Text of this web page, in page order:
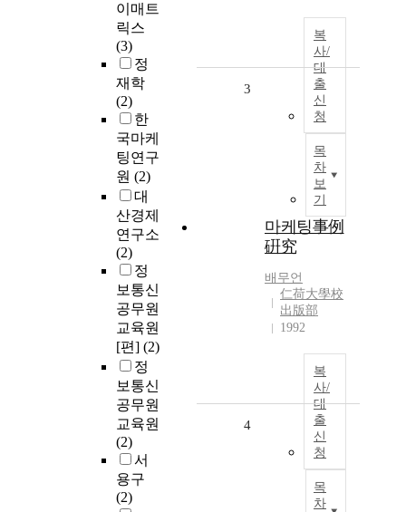
이매트
릭스
(3)
정
재학
(2)
한
국마케
팅연구
원 (2)
대
산경제
연구소
(2)
정
보통신
공무원
교육원
[편] (2)
정
보통신
공무원
교육원
(2)
서
용구
(2)
복
사/
대
출
신
청
목
차
보
기
3
마케팅事例
硏究
배무언
仁荷大學校
出版部
1992
복
사/
대
출
신
청
목
차
4